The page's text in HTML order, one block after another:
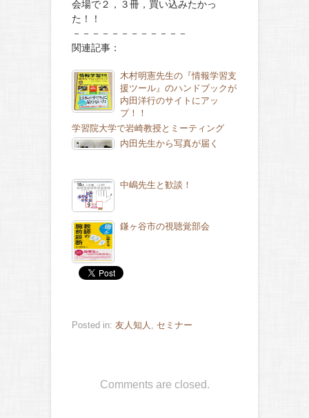
会場で２，３冊，買い込みたかっ
た！！
－－－－－－－－－－－－
関連記事：
木村明憲先生の『情報学習支
援ツール』のハンドブックが
内田洋行のサイトにアッ
プ！！
学習院大学で岩崎教授とミーティング
内田先生から写真が届く
中嶋先生と歓談！
鎌ヶ谷市の視聴覚部会
Posted in: 友人知人 , セミナー
Comments are closed.